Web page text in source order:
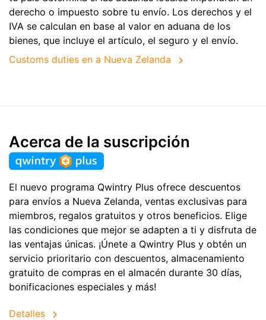
derecho o impuesto sobre tu envío. Los derechos y el
IVA se calculan en base al valor en aduana de los
bienes, que incluye el artículo, el seguro y el envío.
Customs duties en a Nueva Zelanda
Acerca de la suscripción
El nuevo programa Qwintry Plus ofrece descuentos
para envíos a Nueva Zelanda, ventas exclusivas para
miembros, regalos gratuitos y otros beneficios. Elige
las condiciones que mejor se adapten a ti y disfruta de
las ventajas únicas. ¡Únete a Qwintry Plus y obtén un
servicio prioritario con descuentos, almacenamiento
gratuito de compras en el almacén durante 30 días,
bonificaciones especiales y más!
Detalles